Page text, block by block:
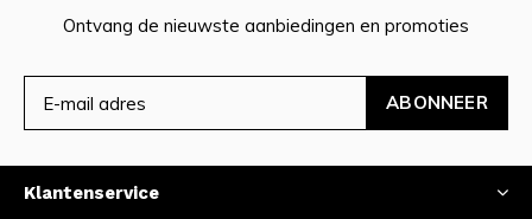
Ontvang de nieuwste aanbiedingen en promoties
ABONNEER
Klantenservice